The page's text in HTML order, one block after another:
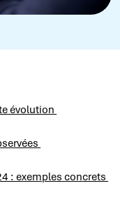
évolution
: exemples concrets